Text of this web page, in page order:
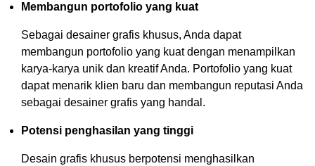
Membangun portofolio yang kuat
Sebagai desainer grafis khusus, Anda dapat
membangun portofolio yang kuat dengan menampilkan
karya-karya unik dan kreatif Anda. Portofolio yang kuat
dapat menarik klien baru dan membangun reputasi Anda
sebagai desainer grafis yang handal.
Potensi penghasilan yang tinggi
Desain grafis khusus berpotensi menghasilkan